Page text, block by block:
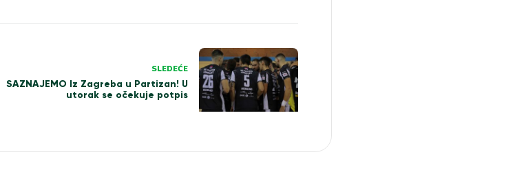
SLEDEĆE
SAZNAJEMO Iz Zagreba u Partizan! U
utorak se očekuje potpis